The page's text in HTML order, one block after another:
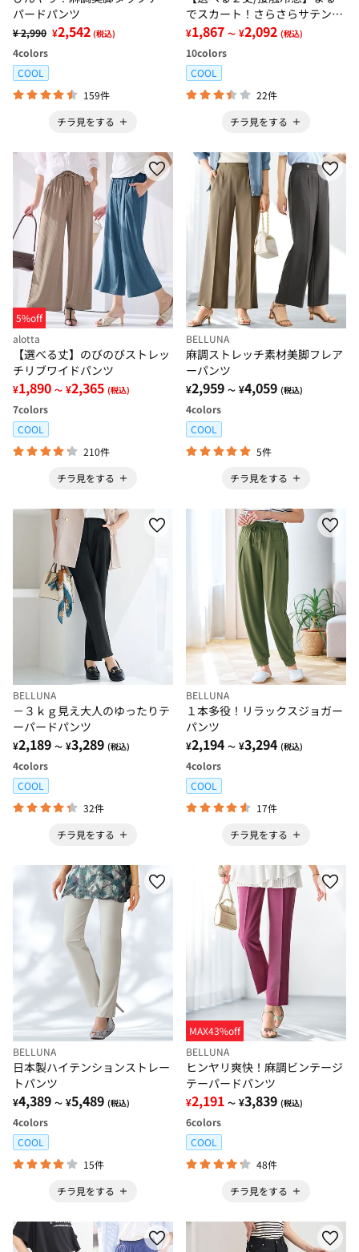
パードパンツ
¥ 2,990 ¥2,542 (税込)
4colors
COOL
159件
チラ見をする
でスカート！さらさらサテン素
材スカーチョパンツ
¥1,867 ～ ¥2,092 (税込)
10colors
COOL
22件
チラ見をする
5%off
alotta
【選べる丈】のびのびストレッ
チリブワイドパンツ
¥1,890 ～ ¥2,365 (税込)
7colors
COOL
210件
チラ見をする
BELLUNA
麻調ストレッチ素材美脚フレア
ーパンツ
¥2,959 ～ ¥4,059 (税込)
4colors
COOL
5件
チラ見をする
BELLUNA
－３ｋｇ見え大人のゆったりテ
ーパードパンツ
¥2,189 ～ ¥3,289 (税込)
4colors
COOL
32件
チラ見をする
BELLUNA
１本多役！リラックスジョガー
パンツ
¥2,194 ～ ¥3,294 (税込)
4colors
COOL
17件
チラ見をする
BELLUNA
日本製ハイテンションストレー
トパンツ
¥4,389 ～ ¥5,489 (税込)
4colors
COOL
15件
チラ見をする
MAX43%off
BELLUNA
ヒンヤリ爽快！麻調ビンテージ
テーパードパンツ
¥2,191 ～ ¥3,839 (税込)
6colors
COOL
48件
チラ見をする